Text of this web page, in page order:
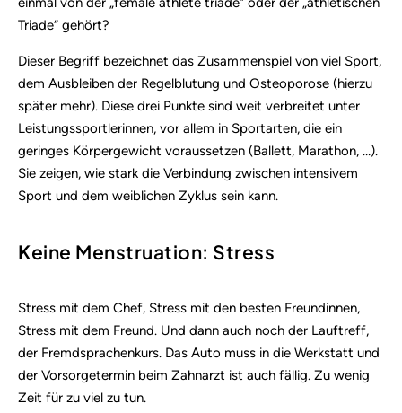
Triade“ gehört?
Dieser Begriff bezeichnet das Zusammenspiel von viel Sport,
dem Ausbleiben der Regelblutung und Osteoporose (hierzu
später mehr). Diese drei Punkte sind weit verbreitet unter
Leistungssportlerinnen, vor allem in Sportarten, die ein
geringes Körpergewicht voraussetzen (Ballett, Marathon, …).
Sie zeigen, wie stark die Verbindung zwischen intensivem
Sport und dem weiblichen Zyklus sein kann.
Keine Menstruation: Stress
Stress mit dem Chef, Stress mit den besten Freundinnen,
Stress mit dem Freund. Und dann auch noch der Lauftreff,
der Fremdsprachenkurs. Das Auto muss in die Werkstatt und
der Vorsorgetermin beim Zahnarzt ist auch fällig. Zu wenig
Zeit für zu viel zu tun.